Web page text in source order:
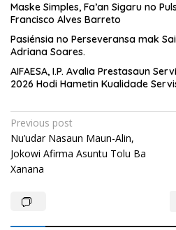
Maske Simples, Fa’an Sigaru no
Francisco Alves Barreto
Pasiénsia no Perseveransa mak
Adriana Soares.
AIFAESA, I.P. Avalia Prestasaun
2026 Hodi Hametin Kualidade
Post
navigation
Previous post
Nu’udar Nasaun Maun-Alin,
Jokowi Afirma Asuntu Tolu Ba
Xanana